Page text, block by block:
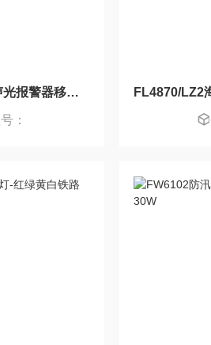
FL4870/LZ2海洋王声光报警器移动信号灯
：